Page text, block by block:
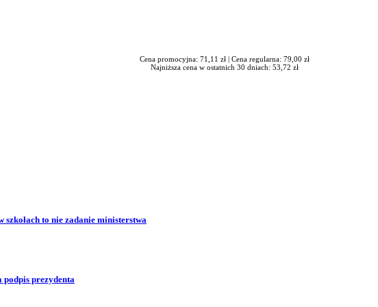
Cena promocyjna: 71,11 zł | Cena regularna: 79,00 zł
Najniższa cena w ostatnich 30 dniach: 53,72 zł
to nie zadanie ministerstwa
podpis prezydenta